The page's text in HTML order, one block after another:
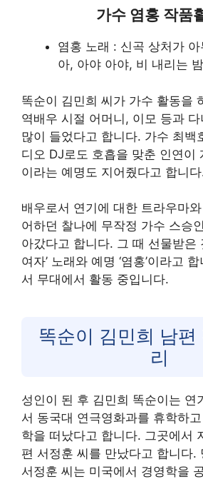
가수 염홍 작품
염홍 노래 : 신곡 상처가
아, 아야 아야, 비 내리는
똑순이 김민희 씨가 가수 활동을
역배우 시절 어머니, 이모 등과
많이 들었다고 합니다. 가수 최백
디오 DJ로도 호흡을 맞춘 인연이
이라는 예명도 지어줬다고 합니
배우로서 연기에 대한 트라우마
어하던 찰나에 무작정 가수 스승
아갔다고 합니다. 그 때 선물받은
여자’ 노래와 예명 ‘염홍’이라고
서 무대에서 활동 중입니다.
똑순이 김민희 남편
리
성인이 된 후 김민희 똑순이는 연
서 동국대 연극영화과를 휴학하
학을 떠났다고 합니다. 그곳에서
편 서정훈 씨를 만났다고 합니다.
서정훈 씨는 미국에서 경영학을